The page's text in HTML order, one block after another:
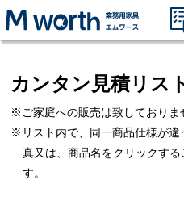
カンタン見積リス
※ご家庭への販売は致しておりま
※リスト内で、同一商品仕様が違
真又は、商品名をクリックす
す。